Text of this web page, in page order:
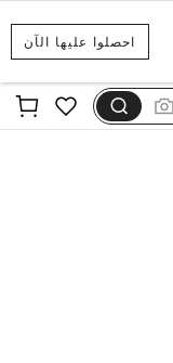
احصلوا عليها الآن